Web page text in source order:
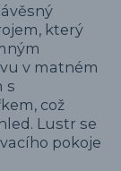
který
v matném
s
což
Lustr se
pokoje